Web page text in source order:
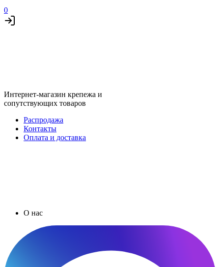
0
Интернет-магазин крепежа и
сопутствующих товаров
Распродажа
Контакты
Оплата и доставка
О нас